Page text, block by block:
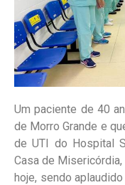
Um paciente de 40
de Morro Grande e
de UTI do Hospital
Casa de
hoje, sendo